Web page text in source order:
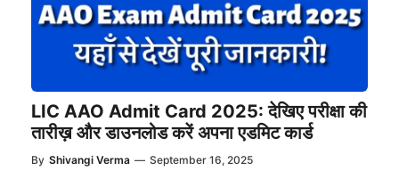
LIC AAO Admit Card 2025: देखिए परीक्षा की
तारीख़ और डाउनलोड करें अपना एडमिट कार्ड
By Shivangi Verma — September 16, 2025